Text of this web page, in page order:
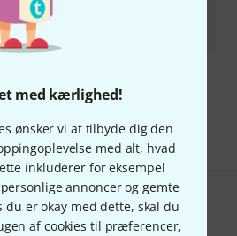
med kærlighed!
ønsker vi at tilbyde dig den
med alt, hvad
inkluderer for eksempel
annoncer og gemte
er okay med dette, skal du
af cookies til præferencer,
indenfor 5–7 uger
kr
levering fra 1.100 kr
lide det du ser?